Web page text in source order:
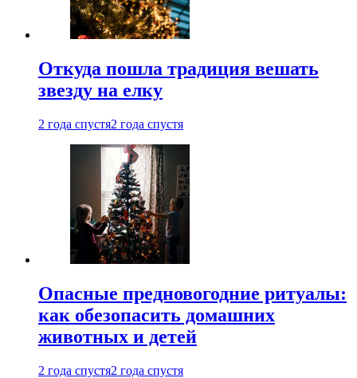
Откуда пошла традиция вешать
звезду на елку
2 года спустя2 года спустя
Опасные предновогодние ритуалы:
как обезопасить домашних
животных и детей
2 года спустя2 года спустя